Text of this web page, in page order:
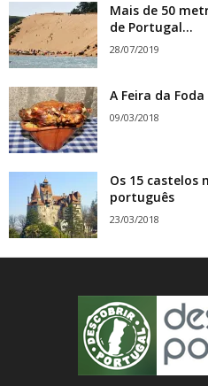
Mais de 50
de Portugal...
28/07/2019
A Feira da
09/03/2018
Os 15 castelos
português
23/03/2018